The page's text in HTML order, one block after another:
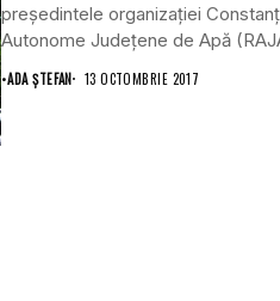
preşedintele organizaţiei
Autonome Judeţene de Apă
•ADA ȘTEFAN 13 OCTOMBRIE 2017